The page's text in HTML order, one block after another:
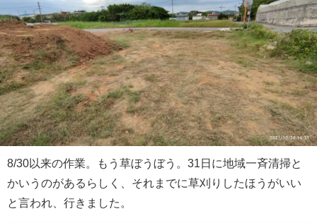
8/30以来の作業。もう草ぼうぼう。31日に地域一斉清掃と
かいうのがあるらしく、それまでに草刈りしたほうがいい
と言われ、行きました。